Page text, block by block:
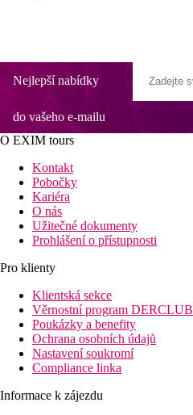
Nejlepší nabídky
do vašeho e-mailu
O EXIM tours
Kontakt
Pobočky
Kariéra
O nás
Užitečné dokumenty
Prohlášení o přístupnosti
Pro klienty
Klientská sekce
Věrnostní program DERCLUB
Poukázky a benefity
Ochrana osobních údajů
Nastavení soukromí
Compliance linka
Informace k zájezdu